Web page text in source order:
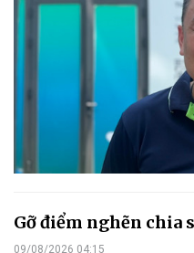
Gỡ điểm nghẽn chia
09/08/2026 04:15